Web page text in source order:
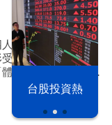
台股投資熱
有一人求助身心
受災戶 集體心理
制代罪羊」 防
奈趨勢？耗竭殆
社工消失中